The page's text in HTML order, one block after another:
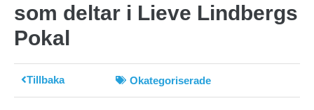
som deltar i Lieve Lindbergs
Pokal
Tillbaka Okategoriserade